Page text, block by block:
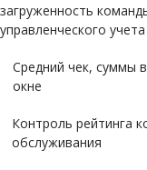
загруженность
управленческого
Средний чек, суммы
окне
Контроль рейтинга
обслуживания